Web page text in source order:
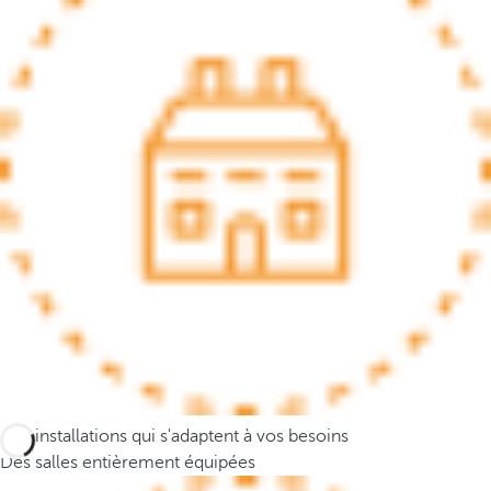
t
e
r
e
n
t
e
e
Des installations qui s'adaptent à vos besoins
Des salles entièrement équipées